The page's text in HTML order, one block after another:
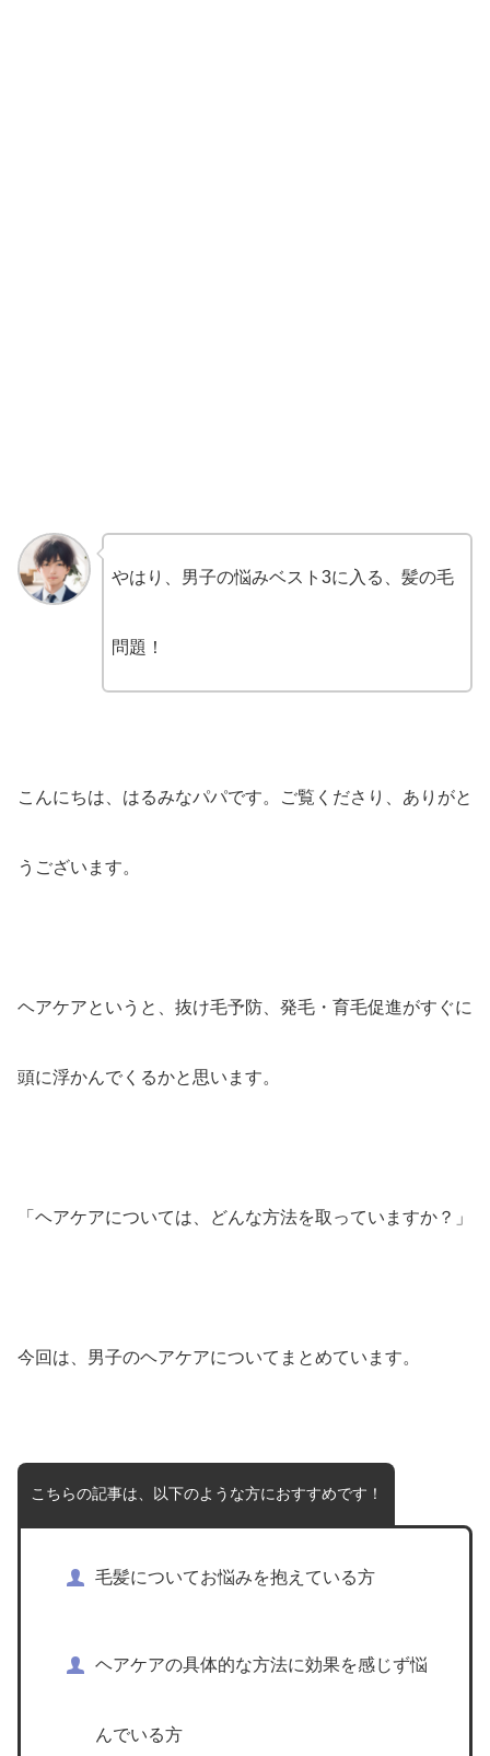
やはり、男子の悩みベスト3に入る、髪の毛
問題！
こんにちは、はるみなパパです。ご覧くださり、ありがと
うございます。
ヘアケアというと、抜け毛予防、発毛・育毛促進がすぐに
頭に浮かんでくるかと思います。
「ヘアケアについては、どんな方法を取っていますか？」
今回は、男子のヘアケアについてまとめています。
こちらの記事は、以下のような方におすすめです！
毛髪についてお悩みを抱えている方
ヘアケアの具体的な方法に効果を感じず悩
んでいる方